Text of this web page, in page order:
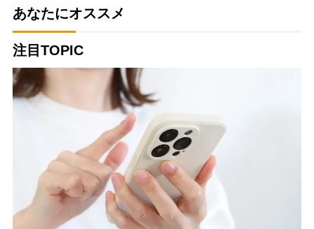
あなたにオススメ
注目TOPIC